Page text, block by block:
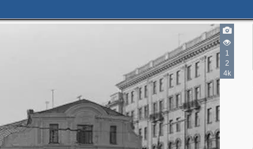
1
2
4k